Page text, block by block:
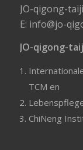
JO-qigong-
E: info@jo-
JO-qigong-
TCM en
ChiNeng